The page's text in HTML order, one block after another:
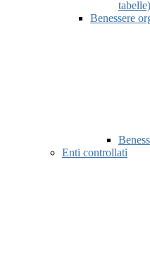
tabelle)
Benessere
Enti controllati